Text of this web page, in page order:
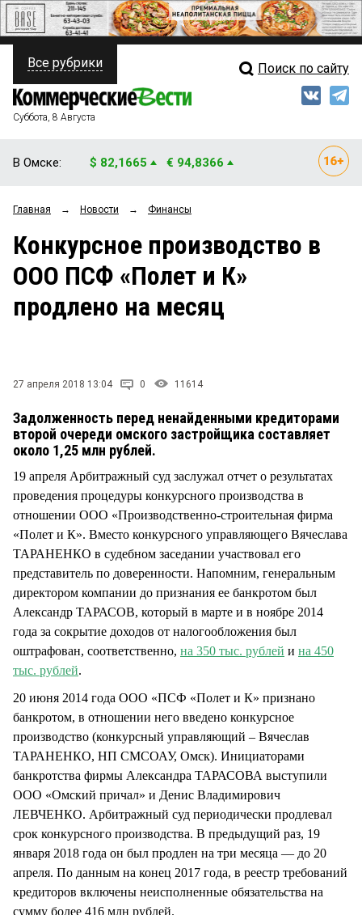
ПОЛИТИКА
ФИНАНСЫ
ОБЩЕСТВО
ЗАКОН
Свежий выпуск
Рейтинги
Блоги
Архив
Все рубрики Поиск по сайту
Суббота, 8 Августа
В Омске: $ 82,1665 € 94,8366
Главная → Новости → Финансы
Конкурсное производство в
ООО ПСФ «Полет и К»
продлено на месяц
27 апреля 2018 13:04 0 11614
Задолженность перед ненайденными кредиторами
второй очереди омского застройщика составляет
около 1,25 млн рублей.
19 апреля Арбитражный суд заслужал отчет о результатах
проведения процедуры конкурсного производства в
отношении ООО «Производственно-строительная фирма
«Полет и К». Вместо конкурсного управляющего Вячеслава
ТАРАНЕНКО в судебном заседании участвовал его
представитель по доверенности. Напомним, генеральным
директором компании до признания ее банкротом был
Александр ТАРАСОВ, который в марте и в ноябре 2014
года за сокрытие доходов от налогообложения был
оштрафован, соответственно, на 350 тыс. рублей и на 450
тыс. рублей.
20 июня 2014 года ООО «ПСФ «Полет и К» признано
банкротом, в отношении него введено конкурсное
производство (конкурсный управляющий – Вячеслав
ТАРАНЕНКО, НП СМСОАУ, Омск). Инициаторами
банкротства фирмы Александра ТАРАСОВА выступили
ООО «Омский причал» и Денис Владимирович
ЛЕВЧЕНКО. Арбитражный суд периодически продлевал
срок конкурсного производства. В предыдущий раз, 19
января 2018 года он был продлен на три месяца — до 20
апреля. По данным на конец 2017 года, в реестр требований
кредиторов включены неисполненные обязательства на
сумму более 416 млн рублей.